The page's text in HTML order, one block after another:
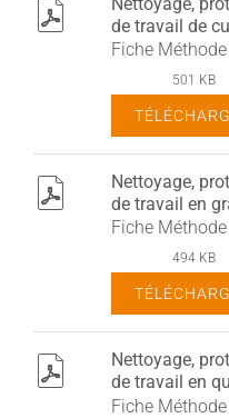
pdfde travail de
Fiche Méthode
501 KB
pdfNettoyage,
de travail en
Fiche Méthode
494 KB
pdfNettoyage,
de travail en
Fiche Méthode